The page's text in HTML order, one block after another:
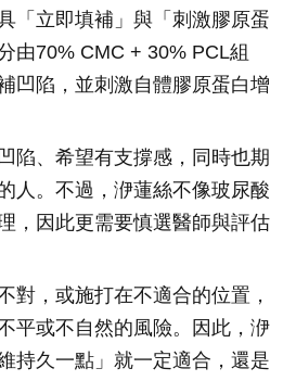
「立即填補」與「刺激膠原蛋
由70% CMC + 30% PCL組
凹陷，並刺激自體膠原蛋白增
陷、希望有支撐感，同時也期
人。不過，洢蓮絲不像玻尿酸
，因此更需要慎選醫師與評估
對，或施打在不適合的位置，
平或不自然的風險。因此，洢
持久一點」就一定適合，還是